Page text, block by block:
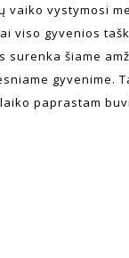
vaiko vystymosi
viso gyvenios
surenka šiame
gyvenime.
paprastam